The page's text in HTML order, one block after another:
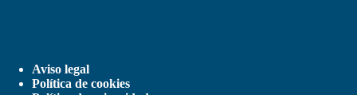
Aviso legal
Política de cookies